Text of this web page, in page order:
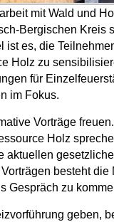
mit Wald und
Bergischen Kreis
ist es, die
Holz zu
für
im Fokus.
Vorträge
Holz
aktuellen
besteht die
Gespräch zu
geben,